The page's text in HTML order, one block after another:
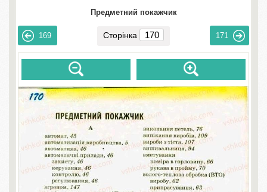
Предметний покажчик
169 Сторінка 171